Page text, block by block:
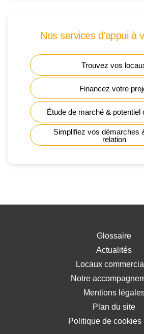
Nos services d'appui à
Trouvez vos
Financez votre
Étude de marché & potentiel
Simplifiez vos démarches
relation
Glossaire
Actualités
Locaux
Notre
Mentions
Plan du site
Politique de cookies